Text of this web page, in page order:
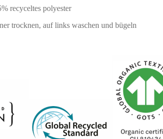
recyceltes polyester
trocknen, auf links waschen und bügeln